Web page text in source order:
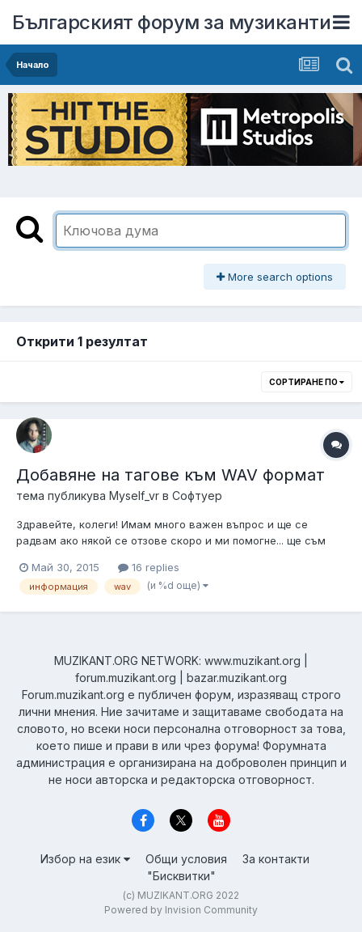
Българският форум за музиканти
Начало
More search options
Открити 1 резултат
СОРТИРАНЕ ПО
Добавяне на тагове към WAV формат
тема публикува Myself_vr в Софтуер
Здравейте, колеги! Имам много важен въпрос и ще се
радвам ако някой се отзове скоро и ми помогне... ще съм
диск във WAV формат. Вече съм записал всичко само ми
остана да добавя таговете, които са информация за всеки
Май 30, 2015 16 replies
информация wav (и %d още)
MUZIKANT.ORG NETWORK: www.muzikant.org |
forum.muzikant.org | bazar.muzikant.org
Forum.muzikant.org е публичен форум, изразяващ строго
лични мнения. Ние зачитаме и защитаваме свободата на
словото, но всеки носи персонална отговорност за това,
което пише и прави в или чрез форума! Форумната
администрация е организирана на доброволен принцип и
не носи авторска и редакторска отговорност.
Избор на език Общи условия
За контакти
"Бисквитки"
(c) MUZIKANT.ORG 2022
Powered by Invision Community